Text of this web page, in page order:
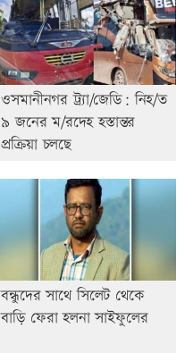
ওসমানীনগর ট্র্যা/জেডি: নিহ/ত
৯ জনের ম/রদেহ হস্তান্তর
প্রক্রিয়া চলছে
বন্ধুদের সাথে সিলেট থেকে
বাড়ি ফেরা হলনা সাইফুলের